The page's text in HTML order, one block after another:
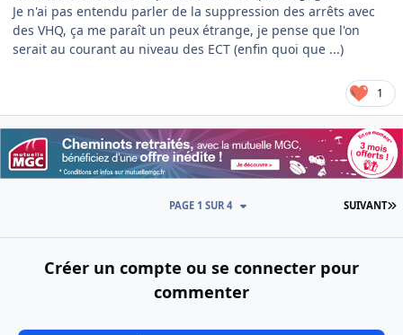
Je n'ai pas entendu parler de la suppression des arrêts avec
des VHQ, ça me paraît un peux étrange, je pense que l'on
serait au courant au niveau des ECT (enfin quoi que ...)
1
SUIVANT
PAGE 1 SUR 4
Créer un compte ou se connecter pour
commenter